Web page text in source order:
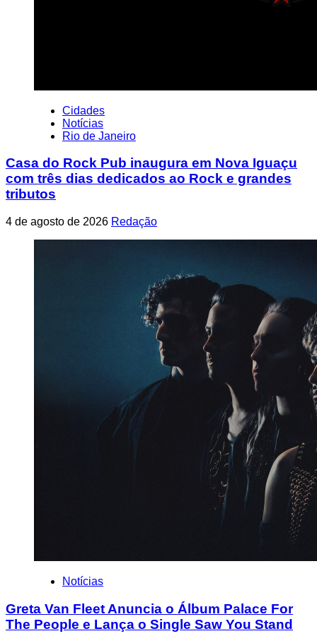
Cidades
Notícias
Rio de Janeiro
Casa do Rock Pub inaugura em Nova Iguaçu
com três dias dedicados ao Rock e grandes
tributos
4 de agosto de 2026 Redação
Notícias
Greta Van Fleet Anuncia o Álbum Palace For
The People e Lança o Single Saw You Stand